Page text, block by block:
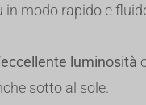
in modo rapido e
eccellente luminosità
sotto al sole.